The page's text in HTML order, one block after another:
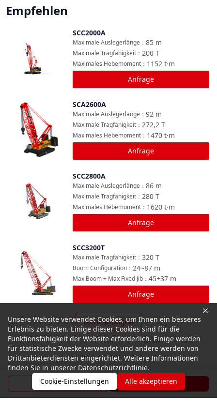
Empfehlen
SCC2000A
85 m
Maximale Auslegerlänge ：
200 T
Maximale Tragfähigkeit ：
1152 t·m
Maximales Hebemoment ：
Anfrage
Vergleichen
SCA2600A
92 m
Maximale Auslegerlänge ：
272,2 T
Maximale Tragfähigkeit ：
1470 t·m
Maximales Hebemoment ：
Anfrage
SCC2800A
86 m
Maximale Auslegerlänge ：
280 T
Maximale Tragfähigkeit ：
1620 t·m
Maximales Hebemoment ：
Anfrage
Vergleichen
SCC3200T
320 T
Maximale Tragfähigkeit ：
24~87 m
Boom Configuration ：
45+37 m
Max Boom + Max Fixed Jib ：
Anfrage
Mehr anzeigen
Broschüre Anfrage
Unsere Website verwendet Cookies, um Ihnen ein besseres
Erlebnis zu bieten. Einige dieser Cookies sind für die
Funktionsfähigkeit der Website erforderlich. Einige werden
für statistische Zwecke verwendet und andere werden von
Drittanbieterdiensten eingerichtet. Weitere Informationen
finden Sie in unserer Datenschutzrichtlinie.
Cookie-Einstellungen
Alle akzeptieren